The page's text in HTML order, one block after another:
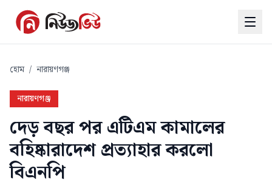
হোম / নারায়ণগঞ্জ
নারায়ণগঞ্জ
দেড় বছর পর এটিএম কামালের
বহিষ্কারাদেশ প্রত্যাহার করলো
বিএনপি